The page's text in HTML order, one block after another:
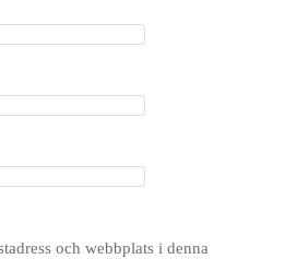
och webbplats i denna